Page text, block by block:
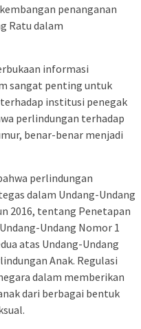
penanganan
Ratu dalam
informasi
sangat penting untuk
institusi penegak
perlindungan terhadap
benar-benar menjadi
perlindungan
dalam Undang-Undang
2016, tentang Penetapan
Undang Nomor 1
atas Undang-Undang
Anak. Regulasi
dalam memberikan
dari berbagai bentuk